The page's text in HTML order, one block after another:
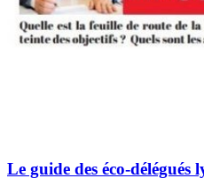
Le guide des éco-délégués